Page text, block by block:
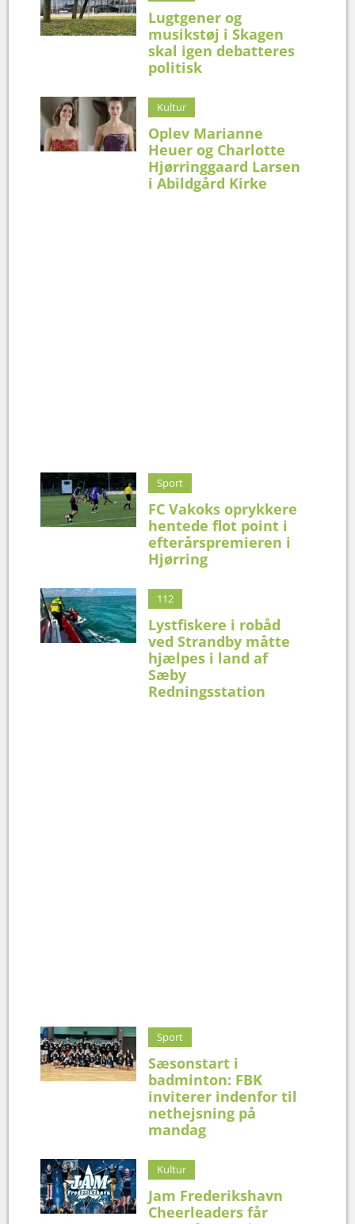
Lugtgener og
musikstøj i Skagen
skal igen debatteres
politisk
Kultur
Oplev Marianne
Heuer og Charlotte
Hjørringgaard Larsen
i Abildgård Kirke
Sport
FC Vakoks oprykkere
hentede flot point i
efterårspremieren i
Hjørring
112
Lystfiskere i robåd
ved Strandby måtte
hjælpes i land af
Sæby
Redningsstation
Sport
Sæsonstart i
badminton: FBK
inviterer indenfor til
nethejsning på
mandag
Kultur
Jam Frederikshavn
Cheerleaders får